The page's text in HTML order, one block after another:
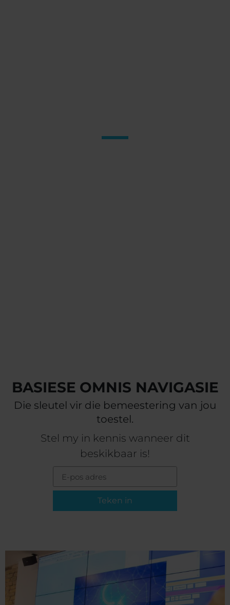
BASIESE OMNIS NAVIGASIE
Die sleutel vir die bemeestering van jou
toestel.
Stel my in kennis wanneer dit
beskikbaar is!
Teken in